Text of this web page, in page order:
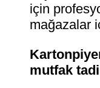
için
mağazalar
mutfak